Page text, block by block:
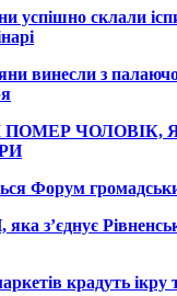
успішно склали
винесли з
ПОМЕР ЧОЛОВІК,
Форум
з’єднує
крадуть ікру